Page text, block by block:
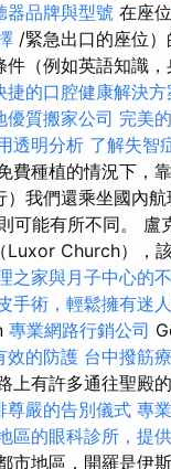
器品牌與型號 在座
/緊急出口的座位
（例如英語知識，
捷的口腔健康解決方
優質搬家公司 完美
透明分析 了解失智
費種植的情況下，
）我們還乘坐國內
可能有所不同。 盧
Luxor Church），
之家與月子中心的
手術，輕鬆擁有迷
專業網路行銷公司
效的防護 台中撥筋
上有許多通往聖殿
尊嚴的告別儀式 專
區的眼科診所，提
市地區，開羅是伊